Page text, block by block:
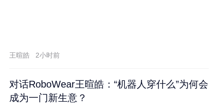
王暄皓 2小时前
对话RoboWear王暄皓：“机器人穿什么”为何会
成为一门新生意？